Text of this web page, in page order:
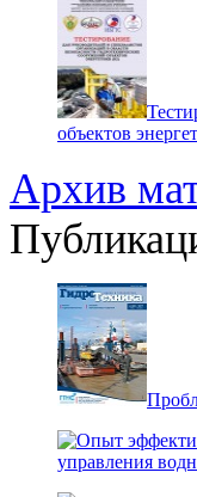
объектов
Архив
управления